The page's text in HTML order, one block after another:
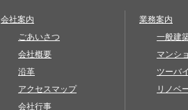
会社案内
ごあいさつ
会社概要
沿革
アクセスマップ
会社行事
業務案内
一般建
マンシ
ツーバ
リノベ